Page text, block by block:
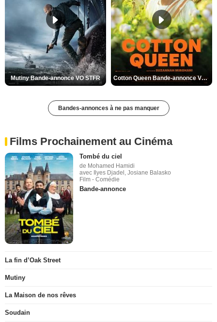
Mutiny Bande-annonce VO STFR Cotton Queen Bande-annonce VO STFR
Bandes-annonces à ne pas manquer
Films Prochainement au Cinéma
Tombé du ciel
de Mohamed Hamidi
avec Ilyes Djadel, Josiane Balasko
Film - Comédie
Bande-annonce
La fin d’Oak Street
Mutiny
La Maison de nos rêves
Soudain